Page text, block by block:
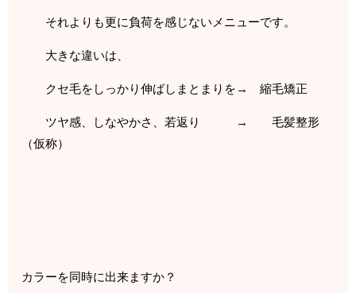
それよりも更に負荷を感じないメニューです。
大きな違いは、
クセ毛をしっかり伸ばしまとまりを→ 縮毛矯正
ツヤ感、しなやかさ、若返り → 毛髪整形
（仮称）
カラーを同時に出来ますか？